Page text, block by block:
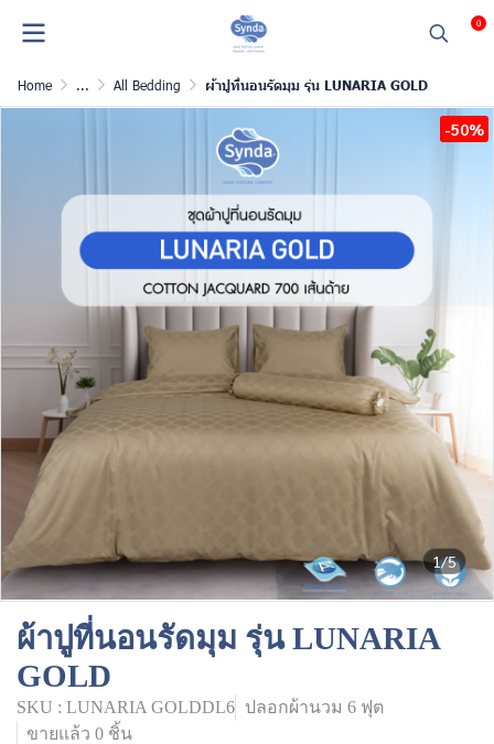
0
Home ... All Bedding ผ้าปูที่นอนรัดมุม รุ่น LUNARIA GOLD
1/5
-50%
ผ้าปูที่นอนรัดมุม รุ่น LUNARIA
GOLD
SKU : LUNARIA GOLDDL6 ปลอกผ้านวม 6 ฟุต
ขายแล้ว 0 ชิ้น